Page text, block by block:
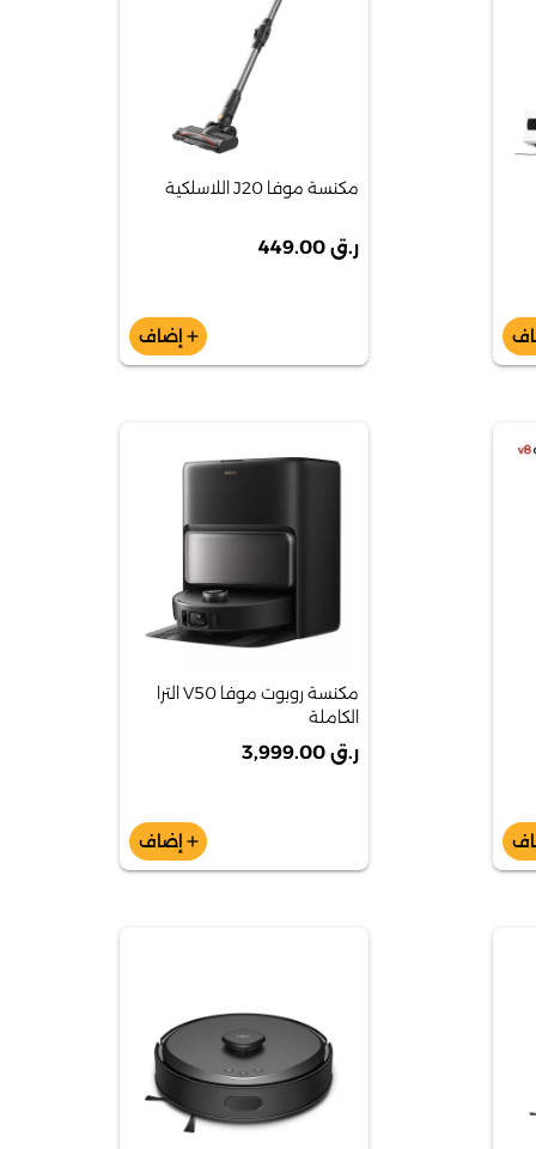
مكنسة موفا J20 اللاسلكية
ر.ق 449.00
add إضاف
مكنسة روبوت موفا V50 الترا
الكاملة
ر.ق 3,999.00
add إضاف